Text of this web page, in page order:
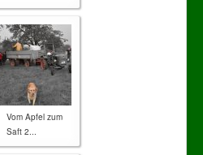
Vom Apfel zum
Saft 2...